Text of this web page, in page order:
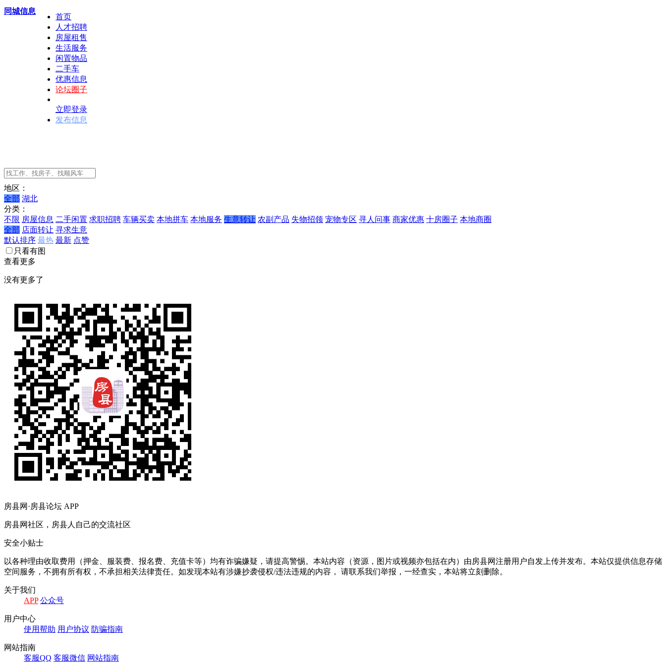
同城信息
首页
人才招聘
房屋租售
生活服务
闲置物品
二手车
优惠信息
论坛圈子
立即登录
发布信息
地区：
全部 湖北
分类：
不限 房屋信息 二手闲置 求职招聘 车辆买卖 本地拼车 本地服务 生意转让 农副产品 失物招领 宠物专区 寻人问事 商家优惠 十房圈子 本地商圈
全部 店面转让 寻求生意
默认排序 最热 最新 点赞
只看有图
查看更多
没有更多了
房县网·房县论坛 APP
房县网社区，房县人自己的交流社区
安全小贴士
以各种理由收取费用（押金、服装费、报名费、充值卡等）均有诈骗嫌疑，请提高警惕。本站内容（资源，图片或视频亦包括在内）由房县网注册用户自发上传并发布。本站仅提供信息存储
空间服务，不拥有所有权，不承担相关法律责任。如发现本站有涉嫌抄袭侵权/违法违规的内容， 请联系我们举报，一经查实，本站将立刻删除。
关于我们
APP 公众号
用户中心
使用帮助 用户协议 防骗指南
网站指南
客服QQ 客服微信 网站指南